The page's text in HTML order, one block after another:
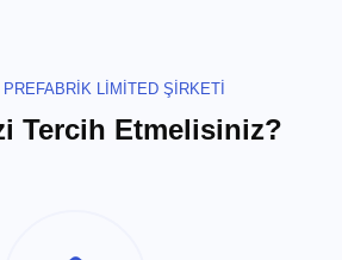
LİMİTED ŞİRKETİ
Tercih Etmelisiniz?